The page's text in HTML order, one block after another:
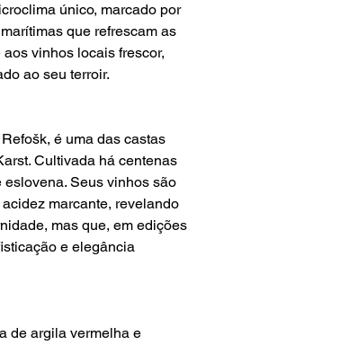
único, marcado por
que refrescam as
vinhos locais frescor,
ao seu terroir.
é uma das castas
Cultivada há centenas
Seus vinhos são
marcante, revelando
mas que, em edições
e elegância
de argila vermelha e